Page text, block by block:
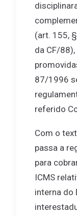
(art. 155,
da CF/
87/1996
referido
Com o
passa a
para
ICMS
interna do